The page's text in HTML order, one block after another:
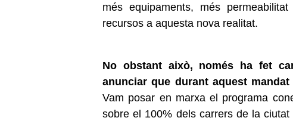
més equipaments, més
recursos a aquesta nova realitat.
No obstant això, només ha fet
anunciar que durant aquest
Vam posar en marxa el programa
sobre el 100% dels carrers de la